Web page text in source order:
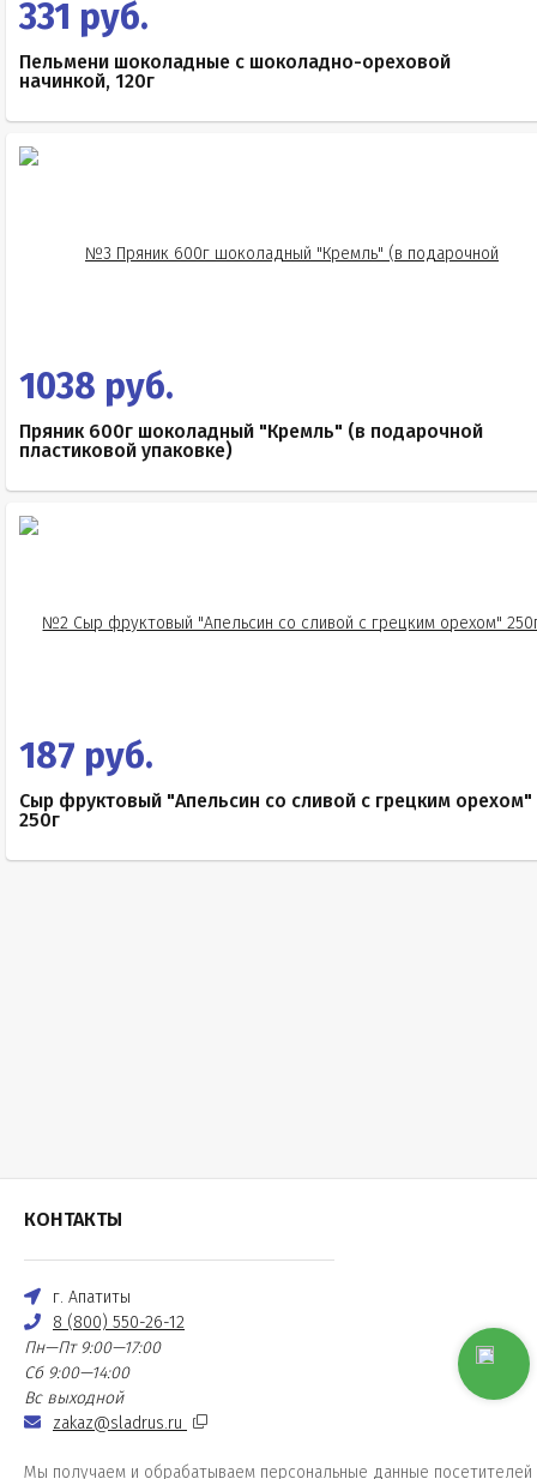
331 руб.
Пельмени шоколадные с шоколадно-ореховой
начинкой, 120г
1038 руб.
Пряник 600г шоколадный "Кремль" (в подарочной
пластиковой упаковке)
187 руб.
Сыр фруктовый "Апельсин со сливой с грецким орехом"
250г
КОНТАКТЫ
г. Апатиты
8 (800) 550-26-12
Пн—Пт 9:00—17:00
Сб 9:00—14:00
Вс выходной
zakaz@sladrus.ru
Мы получаем и обрабатываем персональные данные посетителей